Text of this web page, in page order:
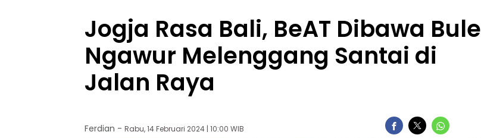
Jogja Rasa Bali, BeAT Dibawa Bule
Ngawur Melenggang Santai di
Jalan Raya
Ferdian - Rabu, 14 Februari 2024 | 10:00 WIB